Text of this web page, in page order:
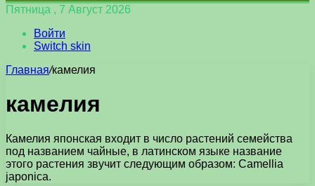
Пятница , 7 Август 2026
Войти
Switch skin
Главная/камелия
камелия
Камелия японская входит в число растений семейства
под названием чайные, в латинском языке название
этого растения звучит следующим образом: Camellia
japonica.